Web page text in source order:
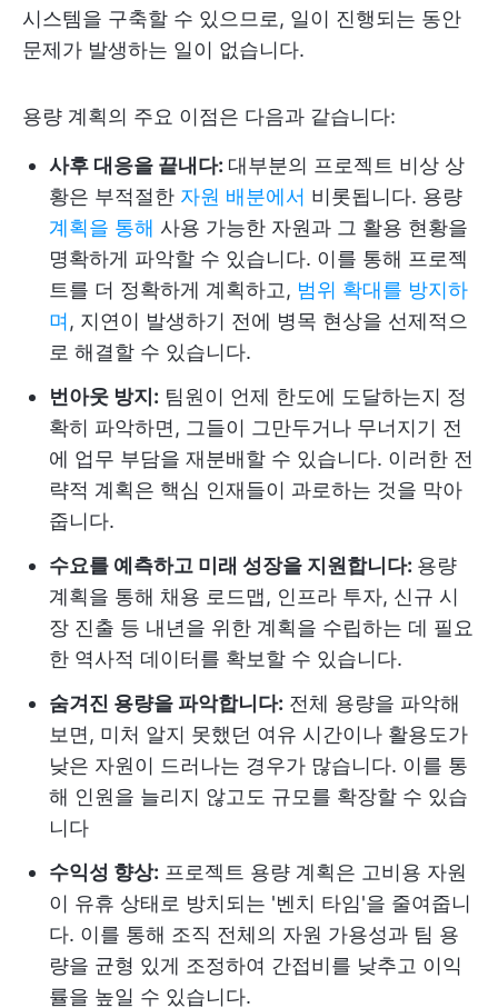
시스템을 구축할 수 있으므로, 일이 진행되는 동안
문제가 발생하는 일이 없습니다.
용량 계획의 주요 이점은 다음과 같습니다:
사후 대응을 끝내다: 대부분의 프로젝트 비상 상
황은 부적절한 자원 배분에서 비롯됩니다. 용량
계획을 통해 사용 가능한 자원과 그 활용 현황을
명확하게 파악할 수 있습니다. 이를 통해 프로젝
트를 더 정확하게 계획하고, 범위 확대를 방지하
며 , 지연이 발생하기 전에 병목 현상을 선제적으
로 해결할 수 있습니다.
번아웃 방지: 팀원이 언제 한도에 도달하는지 정
확히 파악하면, 그들이 그만두거나 무너지기 전
에 업무 부담을 재분배할 수 있습니다. 이러한 전
략적 계획은 핵심 인재들이 과로하는 것을 막아
줍니다.
수요를 예측하고 미래 성장을 지원합니다: 용량
계획을 통해 채용 로드맵, 인프라 투자, 신규 시
장 진출 등 내년을 위한 계획을 수립하는 데 필요
한 역사적 데이터를 확보할 수 있습니다.
숨겨진 용량을 파악합니다: 전체 용량을 파악해
보면, 미처 알지 못했던 여유 시간이나 활용도가
낮은 자원이 드러나는 경우가 많습니다. 이를 통
해 인원을 늘리지 않고도 규모를 확장할 수 있습
니다
수익성 향상: 프로젝트 용량 계획은 고비용 자원
이 유휴 상태로 방치되는 '벤치 타임'을 줄여줍니
다. 이를 통해 조직 전체의 자원 가용성과 팀 용
량을 균형 있게 조정하여 간접비를 낮추고 이익
률을 높일 수 있습니다.